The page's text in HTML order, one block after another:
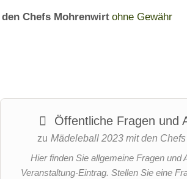
den Chefs Mohrenwirt ohne Gewähr
Öffentliche Fragen und
zu Mädeleball 2023 mit den
Hier finden Sie allgemeine Fragen und
Veranstaltung-Eintrag. Stellen Sie eine